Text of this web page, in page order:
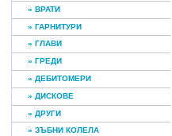
» ВРАТИ
» ГАРНИТУРИ
» ГЛАВИ
» ГРЕДИ
» ДЕБИТОМЕРИ
» ДИСКОВЕ
» ДРУГИ
» ЗЪБНИ КОЛЕЛА